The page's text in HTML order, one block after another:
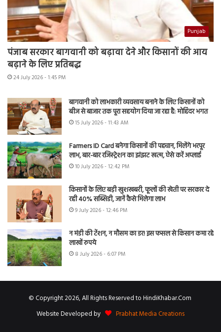
Punjab
पंजाब सरकार बागवानी को बढ़ावा देने और किसानों की आय
बढ़ाने के लिए प्रतिबद्ध
24 July 2026 - 1:45 PM
बागवानी को लाभकारी व्यवसाय बनाने के लिए किसानों को
बीज से बाजार तक पूरा सहयोग दिया जा रहा है: मोहिंदर भगत
15 July 2026 - 11:43 AM
Farmers ID Card बनेगा किसानों की पहचान, मिलेंगे भरपूर
लाभ, बार-बार रजिस्ट्रेशन का झंझट खत्म, ऐसे करें अप्लाई
10 July 2026 - 12:42 PM
किसानों के लिए बड़ी खुशखबरी, फूलों की खेती पर सरकार दे
रही 40% सब्सिडी, जानें कैसे मिलेगा लाभ
9 July 2026 - 12:46 PM
न मंडी की टेंशन, न मौसम का डर! इस फसल से किसान कमा रहे
लाखों रुपये
8 July 2026 - 6:07 PM
© Copyright 2026, All Rights Reserved to HindiKhabar.Com
Website Developed by
Prabhat Media Creations